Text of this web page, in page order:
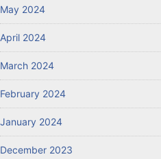
May 2024
April 2024
March 2024
February 2024
January 2024
December 2023